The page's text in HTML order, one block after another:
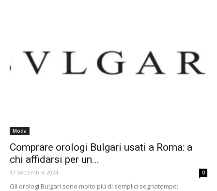
Moda
Comprare orologi Bulgari usati a Roma: a
chi affidarsi per un...
17 Settembre 2024 0
Gli orologi Bulgari sono molto più di semplici segnatempo: